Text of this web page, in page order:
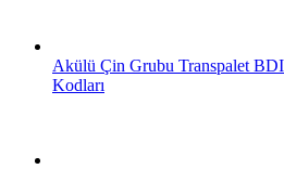
Akülü Çin Grubu Transpalet
Kodları